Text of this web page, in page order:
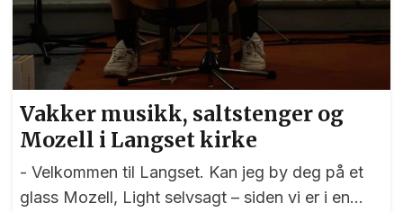
Vakker musikk, saltstenger og
Mozell i Langset kirke
- Velkommen til Langset. Kan jeg by deg på et
glass Mozell, Light selvsagt – siden vi er i en